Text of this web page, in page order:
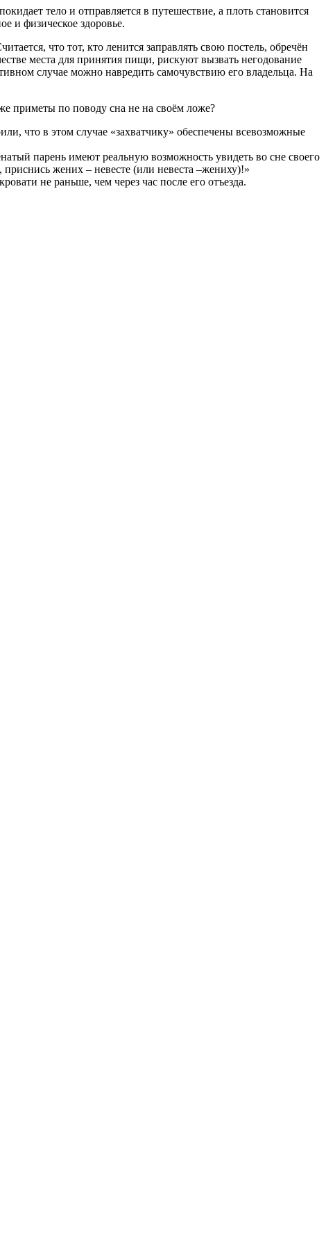
тело и отправляется в путешествие, а плоть становится
и физическое здоровье.
что тот, кто ленится заправлять свою постель, обречён
места для принятия пищи, рискуют вызвать негодование
случае можно навредить самочувствию его владельца. На
приметы по поводу сна не на своём ложе?
что в этом случае «захватчику» обеспечены всевозможные
парень имеют реальную возможность увидеть во сне своего
жених – невесте (или невеста –жениху)!»
не раньше, чем через час после его отъезда.